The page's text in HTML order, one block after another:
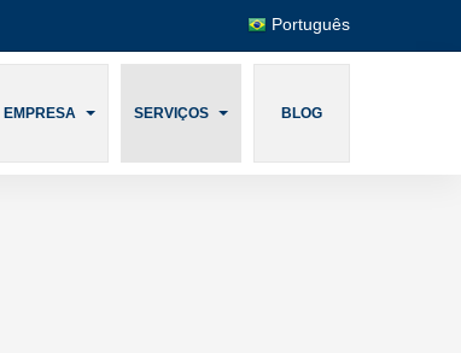
Português
EMPRESA SERVIÇOS BLOG